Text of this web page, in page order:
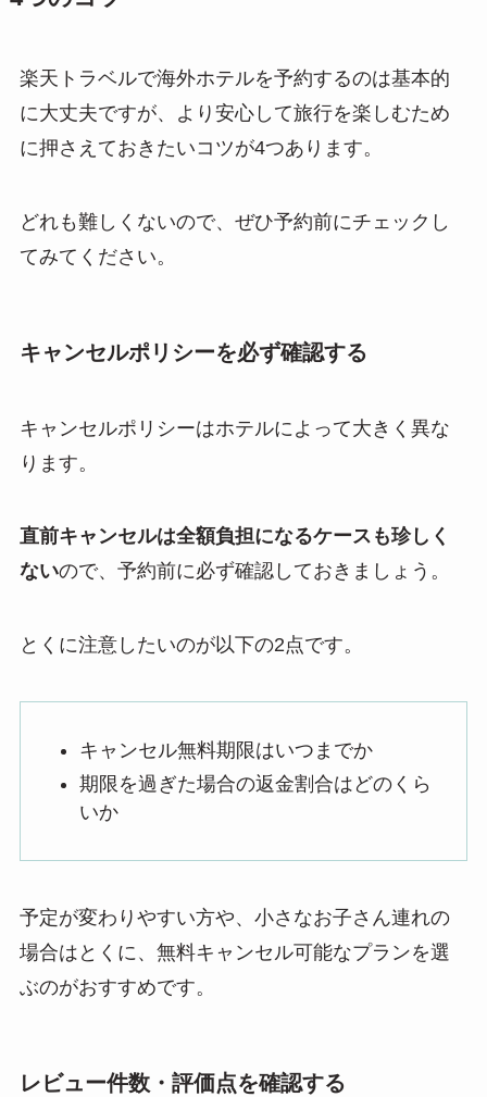
楽天トラベルで海外ホテルを予約するのは基本的
に大丈夫ですが、より安心して旅行を楽しむため
に押さえておきたいコツが4つあります。
どれも難しくないので、ぜひ予約前にチェックし
てみてください。
キャンセルポリシーを必ず確認する
キャンセルポリシーはホテルによって大きく異な
ります。
直前キャンセルは全額負担になるケースも珍しく
ないので、予約前に必ず確認しておきましょう。
とくに注意したいのが以下の2点です。
キャンセル無料期限はいつまでか
期限を過ぎた場合の返金割合はどのくら
いか
予定が変わりやすい方や、小さなお子さん連れの
場合はとくに、無料キャンセル可能なプランを選
ぶのがおすすめです。
レビュー件数・評価点を確認する